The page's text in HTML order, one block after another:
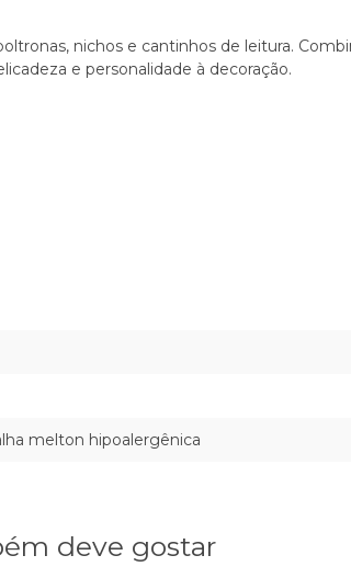
nichos e cantinhos de leitura.
e personalidade à decoração.
melton hipoalergênica
deve gostar